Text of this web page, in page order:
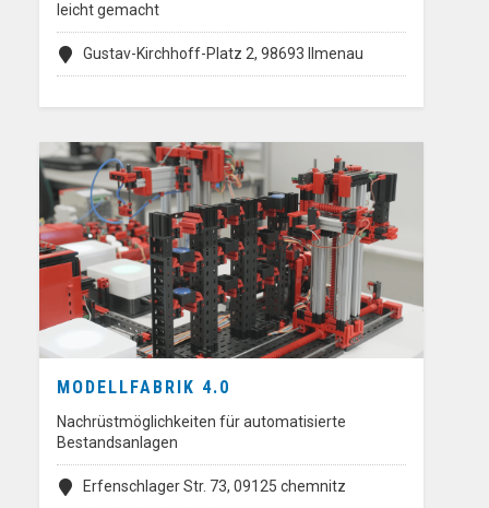
leicht gemacht
Gustav-Kirchhoff-Platz 2, 98693 Ilmenau
MODELLFABRIK 4.0
Nachrüstmöglichkeiten für automatisierte
Bestandsanlagen
Erfenschlager Str. 73, 09125 chemnitz